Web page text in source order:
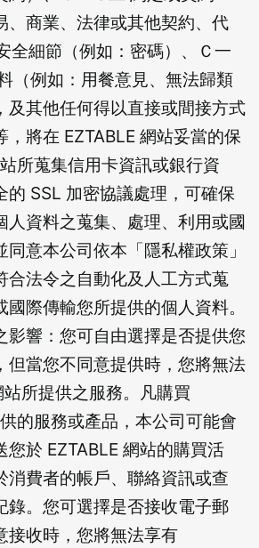
、商業、法律或其他契約、代
全細節（例如：密碼）、Ｃ一
（例如：用餐意見、無法歸類
及其他任何得以直接或間接方式
，將在 EZTABLE 網站妥當的保
所蒐集信用卡資訊或銀行資
的 SSL 加密協議處理，可確保
人資料之蒐集、處理、利用或國
意本公司依本「隱私權政策」
合法令之自動化及人工方式蒐
際傳輸您所提供的個人資料。
影響：您可自由選擇是否提供您
但當您不同意提供時，您將無法
所提供之服務。凡購買
的服務或產品，本公司可能會
您於 EZTABLE 網站的購買活
消費者的帳戶、聯絡資訊或查
錄。您可選擇是否接收電子郵
接收時，您將無法享有